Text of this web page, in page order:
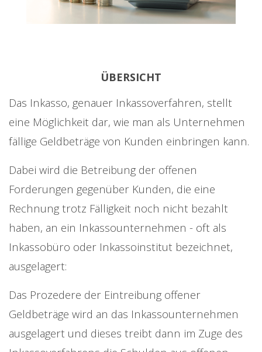
ÜBERSICHT
Das Inkasso, genauer Inkassoverfahren, stellt
eine Möglichkeit dar, wie man als Unternehmen
fällige Geldbeträge von Kunden einbringen kann.
Dabei wird die Betreibung der offenen
Forderungen gegenüber Kunden, die eine
Rechnung trotz Fälligkeit noch nicht bezahlt
haben, an ein Inkassounternehmen - oft als
Inkassobüro oder Inkassoinstitut bezeichnet,
ausgelagert:
Das Prozedere der Eintreibung offener
Geldbeträge wird an das Inkassounternehmen
ausgelagert und dieses treibt dann im Zuge des